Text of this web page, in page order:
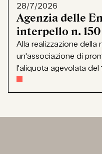
28/7/2026
Agenzia delle
interpello n.
Alla realizzazione della
un'associazione di
l'aliquota agevolata del